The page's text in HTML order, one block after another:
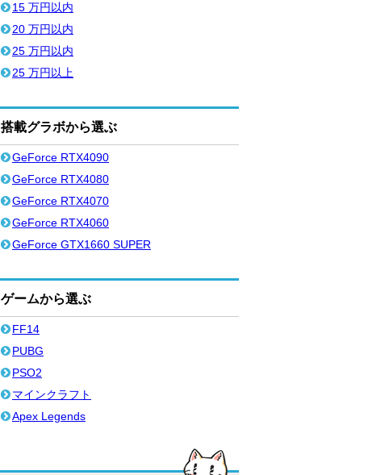
15 万円以内
20 万円以内
25 万円以内
25 万円以上
搭載グラボから選ぶ
GeForce RTX4090
GeForce RTX4080
GeForce RTX4070
GeForce RTX4060
GeForce GTX1660 SUPER
ゲームから選ぶ
FF14
PUBG
PSO2
マインクラフト
Apex Legends